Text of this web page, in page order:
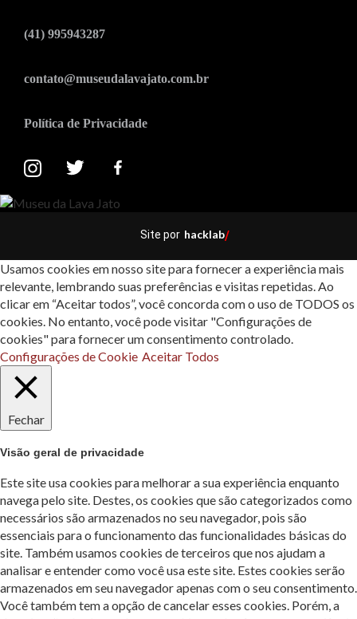
(41) 995943287
contato@museudalavajato.com.br
Política de Privacidade
Site por hacklab/
Usamos cookies em nosso site para fornecer a experiência mais
relevante, lembrando suas preferências e visitas repetidas. Ao
clicar em “Aceitar todos”, você concorda com o uso de TODOS os
cookies. No entanto, você pode visitar "Configurações de
cookies" para fornecer um consentimento controlado.
Configurações de Cookie Aceitar Todos
Fechar
Visão geral de privacidade
Este site usa cookies para melhorar a sua experiência enquanto
navega pelo site. Destes, os cookies que são categorizados como
necessários são armazenados no seu navegador, pois são
essenciais para o funcionamento das funcionalidades básicas do
site. Também usamos cookies de terceiros que nos ajudam a
analisar e entender como você usa este site. Estes cookies serão
armazenados em seu navegador apenas com o seu consentimento.
Você também tem a opção de cancelar esses cookies. Porém, a